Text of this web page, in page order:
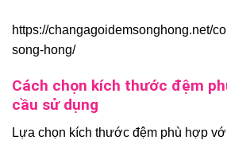
https://changagoidemsonghong.net/
song-hong/
Cách chọn kích thước đệm
cầu sử dụng
Lựa chọn kích thước đệm phù hợp